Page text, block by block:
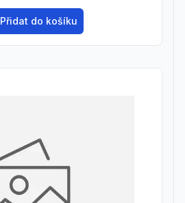
Přidat do košíku